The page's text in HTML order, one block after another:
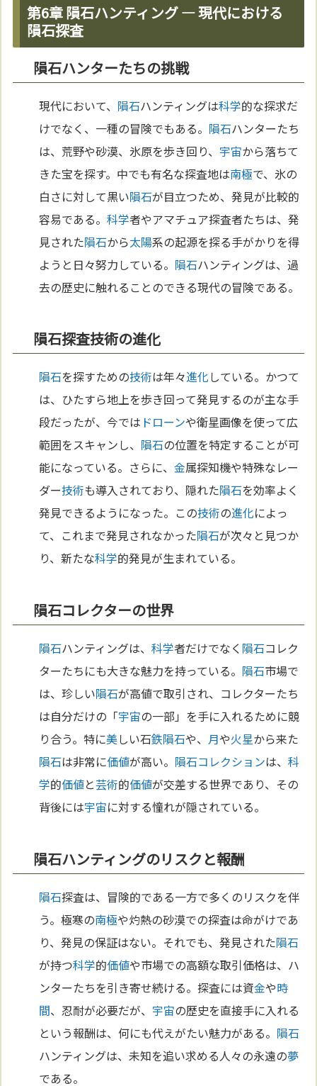
第6章 隕石ハンティング — 現代における
隕石探査
隕石ハンターたちの挑戦
現代において、 隕石ハンティングは科学的な探求だ
けでなく、一種の冒険でもある。 隕石ハンターたち
は、荒野や砂漠、氷原を歩き回り、 宇宙から落ちて
きた宝を探す。中でも有名な探査地は南極で、氷の
白さに対して黒い隕石が目立つため、発見が比較的
容易である。科学者やアマチュア探査者たちは、発
見された隕石から太陽系の起源を探る手がかりを得
ようと日々努力している。 隕石ハンティングは、過
去の歴史に触れることのできる現代の冒険である。
隕石探査技術の進化
隕石を探すための技術は年々進化している。かつて
は、ひたすら地上を歩き回って発見するのが主な手
段だったが、今では ドローンや衛星画像を使って広
範囲をスキャンし、 隕石の位置を特定することが可
能になっている。さらに、金属探知機や特殊なレー
ダー技術も導入されており、隠れた隕石を効率よく
発見できるようになった。この技術の進化によっ
て、これまで発見されなかった隕石が次々と見つか
り、新たな科学的発見が生まれている。
隕石コレクターの世界
隕石ハンティングは、科学者だけでなく 隕石コレク
ターたちにも大きな魅力を持っている。 隕石市場で
は、珍しい隕石が高値で取引され、コレクターたち
は自分だけの「宇宙の一部」を手に入れるために競
り合う。特に美しい石鉄隕石や、 月や火星から来た
隕石は非常に価値が高い。 隕石コレクションは、科
学的価値と芸術的価値が交差する世界であり、その
背後には宇宙に対する憧れが隠されている。
隕石ハンティングのリスクと報酬
隕石探査は、冒険的である一方で多くのリスクを伴
う。極寒の南極や灼熱の砂漠での探査は命がけであ
り、発見の保証はない。それでも、発見された隕石
が持つ科学的価値や市場での高額な取引価格は、ハ
ンターたちを引き寄せ続ける。探査には資金や時
間、忍耐が必要だが、 宇宙の歴史を直接手に入れる
という報酬は、何にも代えがたい魅力がある。 隕石
ハンティングは、未知を追い求める人々の永遠の夢
である。